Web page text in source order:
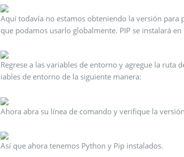
Aquí todavía no estamos obteniendo la versión para
que podamos usarlo globalmente. PIP se instalará
Regrese a las variables de entorno y agregue la ruta
iables de entorno de la siguiente manera:
Ahora abra su línea de comando y verifique la
Así que ahora tenemos Python y Pip instalados.